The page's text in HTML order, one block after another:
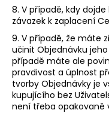
8. V případě, kdy
závazek k zaplacení
9. V případě, že máte
učinit Objednávku
případě máte ale
pravdivost a úplnost
tvorby Objednávky je
kupujícího bez
není třeba opakovaně